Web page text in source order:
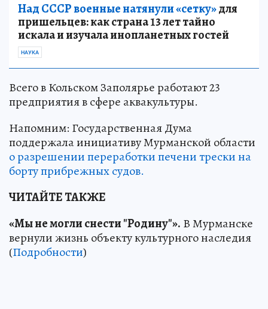
Над СССР военные натянули «сетку»для
пришельцев: как страна 13 лет тайно
искала и изучала инопланетных гостей
НАУКА
Всего в Кольском Заполярье работают 23
предприятия в сфере аквакультуры.
Напомним: Государственная Дума
поддержала инициативу Мурманской области
о разрешении переработки печени трески на
борту прибрежных судов.
ЧИТАЙТЕ ТАКЖЕ
«Мы не могли снести "Родину"». В Мурманске
вернули жизнь объекту культурного наследия
(Подробности)